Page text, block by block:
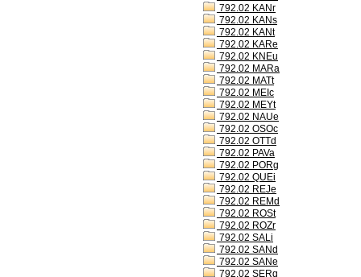
792.02 KANr
792.02 KANs
792.02 KANt
792.02 KARe
792.02 KNEu
792.02 MARa
792.02 MATt
792.02 MEIc
792.02 MEYt
792.02 NAUe
792.02 OSOc
792.02 OTTd
792.02 PAVa
792.02 PORg
792.02 QUEi
792.02 REJe
792.02 REMd
792.02 ROSt
792.02 ROZr
792.02 SALi
792.02 SANd
792.02 SANe
792.02 SERq